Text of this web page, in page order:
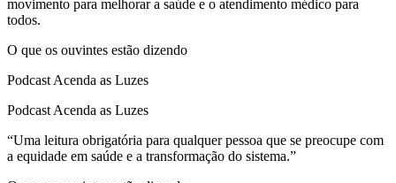
movimento para melhorar a saúde e o atendimento médico para
todos.
O que os ouvintes estão dizendo
Podcast Acenda as Luzes
Podcast Acenda as Luzes
“Uma leitura obrigatória para qualquer pessoa que se preocupe com
a equidade em saúde e a transformação do sistema.”